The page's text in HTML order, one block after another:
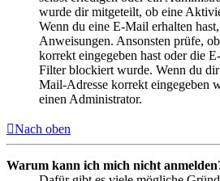
wurde dir mitgeteilt, ob eine
Wenn du eine E-Mail erhalten
Anweisungen. Ansonsten prüfe,
korrekt eingegeben hast oder die
Filter blockiert wurde. Wenn du
Mail-Adresse korrekt eingegeben
einen Administrator.
Nach oben
Warum kann ich mich nicht